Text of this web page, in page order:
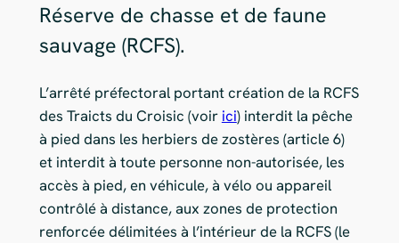
Réserve de chasse et de faune
sauvage (RCFS).
L’arrêté préfectoral portant création de la RCFS
des Traicts du Croisic (voir ici) interdit la pêche
à pied dans les herbiers de zostères (article 6)
et interdit à toute personne non-autorisée, les
accès à pied, en véhicule, à vélo ou appareil
contrôlé à distance, aux zones de protection
renforcée délimitées à l’intérieur de la RCFS (le